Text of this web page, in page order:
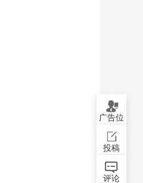
广告位
投稿
评论